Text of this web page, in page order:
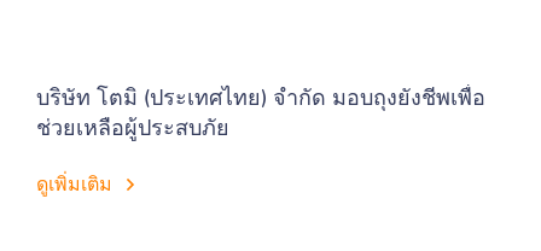
บริษัท โตมิ (ประเทศไทย) จำกัด มอบถุงยังชีพเพื่อ
ช่วยเหลือผู้ประสบภัย
ดูเพิ่มเติม